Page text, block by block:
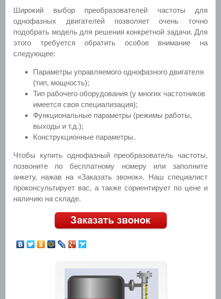
Широкий выбор преобразователей частоты для
однофазных двигателей позволяет очень точно
подобрать модель для решения конкретной задачи. Для
этого требуется обратить особое внимание на
следующее:
Параметры управляемого однофазного двигателя
(тип, мощность);
Тип рабочего оборудования (у многих частотников
имеется своя специализация);
Функциональные параметры (режимы работы,
выходы и т.д.);
Конструкционные параметры.
Чтобы купить однофазный преобразователь частоты,
позвоните по бесплатному номеру или заполните
анкету, нажав на «Заказать звонок». Наш специалист
проконсультирует вас, а также сориентирует по цене и
наличию на складе.